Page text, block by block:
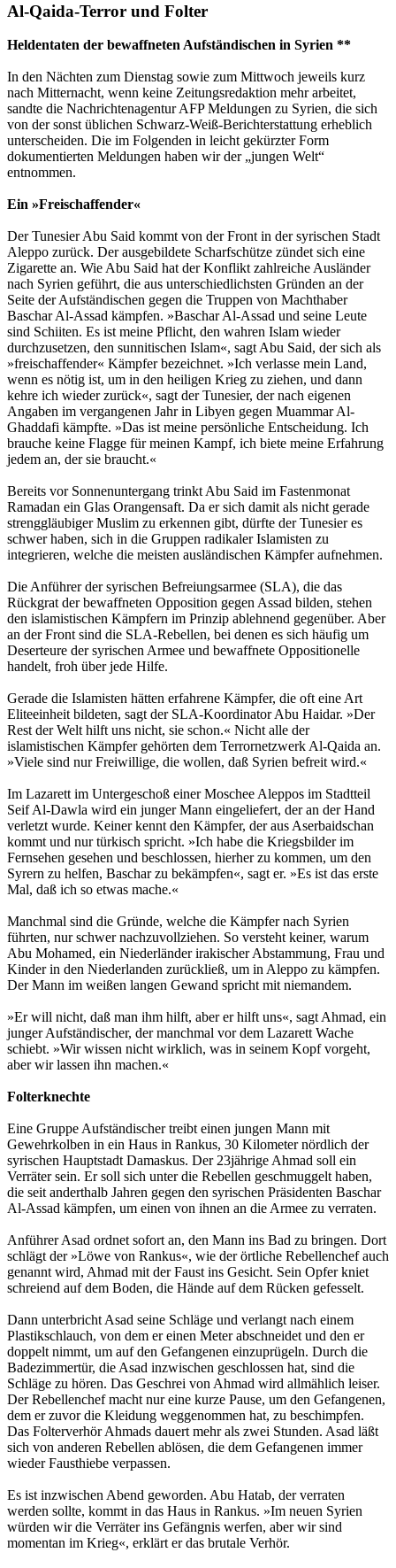
Al-Qaida-Terror und Folter
Heldentaten der bewaffneten Aufständischen in Syrien **
In den Nächten zum Dienstag sowie zum Mittwoch jeweils kurz
nach Mitternacht, wenn keine Zeitungsredaktion mehr arbeitet,
sandte die Nachrichtenagentur AFP Meldungen zu Syrien, die sich
von der sonst üblichen Schwarz-Weiß-Berichterstattung erheblich
unterscheiden. Die im Folgenden in leicht gekürzter Form
dokumentierten Meldungen haben wir der „jungen Welt“
entnommen.
Ein »Freischaffender«
Der Tunesier Abu Said kommt von der Front in der syrischen Stadt
Aleppo zurück. Der ausgebildete Scharfschütze zündet sich eine
Zigarette an. Wie Abu Said hat der Konflikt zahlreiche Ausländer
nach Syrien geführt, die aus unterschiedlichsten Gründen an der
Seite der Aufständischen gegen die Truppen von Machthaber
Baschar Al-Assad kämpfen. »Baschar Al-Assad und seine Leute
sind Schiiten. Es ist meine Pflicht, den wahren Islam wieder
durchzusetzen, den sunnitischen Islam«, sagt Abu Said, der sich als
»freischaffender« Kämpfer bezeichnet. »Ich verlasse mein Land,
wenn es nötig ist, um in den heiligen Krieg zu ziehen, und dann
kehre ich wieder zurück«, sagt der Tunesier, der nach eigenen
Angaben im vergangenen Jahr in Libyen gegen Muammar Al-
Ghaddafi kämpfte. »Das ist meine persönliche Entscheidung. Ich
brauche keine Flagge für meinen Kampf, ich biete meine Erfahrung
jedem an, der sie braucht.«
Bereits vor Sonnenuntergang trinkt Abu Said im Fastenmonat
Ramadan ein Glas Orangensaft. Da er sich damit als nicht gerade
strenggläubiger Muslim zu erkennen gibt, dürfte der Tunesier es
schwer haben, sich in die Gruppen radikaler Islamisten zu
integrieren, welche die meisten ausländischen Kämpfer aufnehmen.
Die Anführer der syrischen Befreiungsarmee (SLA), die das
Rückgrat der bewaffneten Opposition gegen Assad bilden, stehen
den islamistischen Kämpfern im Prinzip ablehnend gegenüber. Aber
an der Front sind die SLA-Rebellen, bei denen es sich häufig um
Deserteure der syrischen Armee und bewaffnete Oppositionelle
handelt, froh über jede Hilfe.
Gerade die Islamisten hätten erfahrene Kämpfer, die oft eine Art
Eliteeinheit bildeten, sagt der SLA-Koordinator Abu Haidar. »Der
Rest der Welt hilft uns nicht, sie schon.« Nicht alle der
islamistischen Kämpfer gehörten dem Terrornetzwerk Al-Qaida an.
»Viele sind nur Freiwillige, die wollen, daß Syrien befreit wird.«
Im Lazarett im Untergeschoß einer Moschee Aleppos im Stadtteil
Seif Al-Dawla wird ein junger Mann eingeliefert, der an der Hand
verletzt wurde. Keiner kennt den Kämpfer, der aus Aserbaidschan
kommt und nur türkisch spricht. »Ich habe die Kriegsbilder im
Fernsehen gesehen und beschlossen, hierher zu kommen, um den
Syrern zu helfen, Baschar zu bekämpfen«, sagt er. »Es ist das erste
Mal, daß ich so etwas mache.«
Manchmal sind die Gründe, welche die Kämpfer nach Syrien
führten, nur schwer nachzuvollziehen. So versteht keiner, warum
Abu Mohamed, ein Niederländer irakischer Abstammung, Frau und
Kinder in den Niederlanden zurückließ, um in Aleppo zu kämpfen.
Der Mann im weißen langen Gewand spricht mit niemandem.
»Er will nicht, daß man ihm hilft, aber er hilft uns«, sagt Ahmad, ein
junger Aufständischer, der manchmal vor dem Lazarett Wache
schiebt. »Wir wissen nicht wirklich, was in seinem Kopf vorgeht,
aber wir lassen ihn machen.«
Folterknechte
Eine Gruppe Aufständischer treibt einen jungen Mann mit
Gewehrkolben in ein Haus in Rankus, 30 Kilometer nördlich der
syrischen Hauptstadt Damaskus. Der 23jährige Ahmad soll ein
Verräter sein. Er soll sich unter die Rebellen geschmuggelt haben,
die seit anderthalb Jahren gegen den syrischen Präsidenten Baschar
Al-Assad kämpfen, um einen von ihnen an die Armee zu verraten.
Anführer Asad ordnet sofort an, den Mann ins Bad zu bringen. Dort
schlägt der »Löwe von Rankus«, wie der örtliche Rebellenchef auch
genannt wird, Ahmad mit der Faust ins Gesicht. Sein Opfer kniet
schreiend auf dem Boden, die Hände auf dem Rücken gefesselt.
Dann unterbricht Asad seine Schläge und verlangt nach einem
Plastikschlauch, von dem er einen Meter abschneidet und den er
doppelt nimmt, um auf den Gefangenen einzuprügeln. Durch die
Badezimmertür, die Asad inzwischen geschlossen hat, sind die
Schläge zu hören. Das Geschrei von Ahmad wird allmählich leiser.
Der Rebellenchef macht nur eine kurze Pause, um den Gefangenen,
dem er zuvor die Kleidung weggenommen hat, zu beschimpfen.
Das Folterverhör Ahmads dauert mehr als zwei Stunden. Asad läßt
sich von anderen Rebellen ablösen, die dem Gefangenen immer
wieder Fausthiebe verpassen.
Es ist inzwischen Abend geworden. Abu Hatab, der verraten
werden sollte, kommt in das Haus in Rankus. »Im neuen Syrien
würden wir die Verräter ins Gefängnis werfen, aber wir sind
momentan im Krieg«, erklärt er das brutale Verhör.